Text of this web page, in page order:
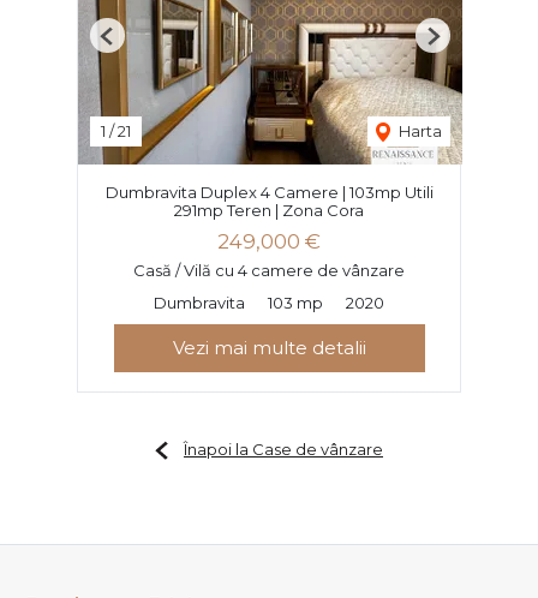
1 /21 Harta
Previous Next
Dumbravita Duplex 4 Camere | 103mp Utili
291mp Teren | Zona Cora
249,000 €
Casă / Vilă cu 4 camere de vânzare
Dumbravita
103 mp 2020
Vezi mai multe detalii
Înapoi la Case de vânzare